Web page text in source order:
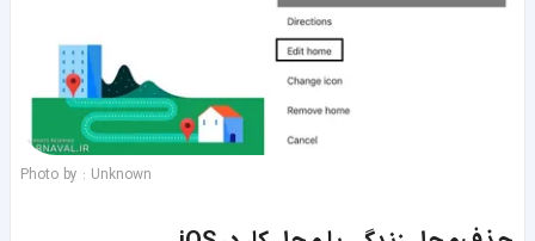
Photo by : Unknown